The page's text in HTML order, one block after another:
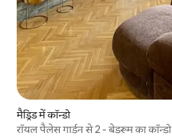
मैड्रिड में कॉन्डो
रॉयल पैलेस गार्डन से 2 - बेडरूम का कॉन्डो